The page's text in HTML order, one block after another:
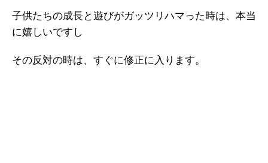
子供たちの成長と遊びがガッツリハマった時は、本当
に嬉しいですし
その反対の時は、すぐに修正に入ります。